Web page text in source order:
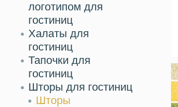
логотипом для
гостиниц
Халаты для
гостиниц
Тапочки для
гостиниц
Шторы для гостиниц
Шторы